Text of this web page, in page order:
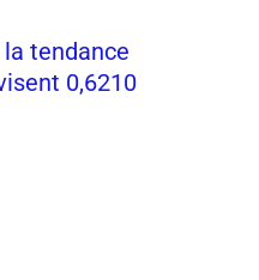
tendance
0,6210